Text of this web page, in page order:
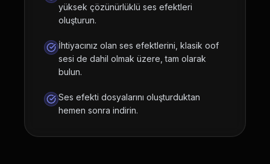
yüksek çözünürlüklü ses efektleri
oluşturun.
İhtiyacınız olan ses efektlerini, klasik oof
sesi de dahil olmak üzere, tam olarak
bulun.
Ses efekti dosyalarını oluşturduktan
hemen sonra indirin.